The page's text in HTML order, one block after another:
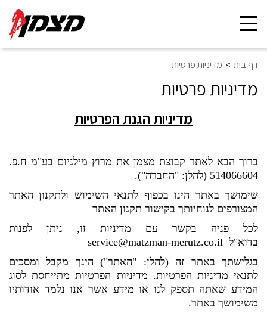
Toggle
navigation
דף בית מדיניות פרטיות
מדיניות פרטיות
מדיניות הגנת הפרטיות
ברוך הבא לאתר קבוצת מצמן את מרוץ מילניום בע"מ ח.פ.
514066604 (להלן: "החברה")
.
שימושך באתר הינו בכפוף לתנאי השימוש ולתקנון האתר
המצורפים לנוחיותך בקישור תקנון האתר
לכל פניה בקשר עם מדיניות זו, ניתן לפנות
בדוא"ל service@matzman-merutz.co.il
בגלישתך באתר זה (להלן: "האתר") הינך מקבל ומסכים
לתנאי מדיניות הפרטיות. מדיניות הפרטיות מתייחסת לסוג
המידע שאתה תספק לנו או מידע אשר אנו נלמד אודותיו
משימושך באתר.